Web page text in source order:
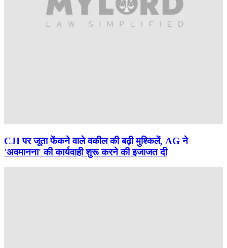
CJI पर जूता फेंकने वाले वकील की बढ़ी मुश्किलें, AG ने
'अवमानना' की कार्यवाही शुरू करने की इजाजत दी